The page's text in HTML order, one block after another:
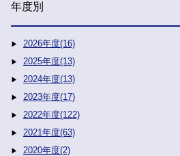
年度別
2026年度(16)
2025年度(13)
2024年度(13)
2023年度(17)
2022年度(122)
2021年度(63)
2020年度(2)